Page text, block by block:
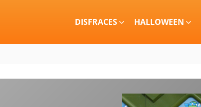
DISFRACES HALLOWEEN